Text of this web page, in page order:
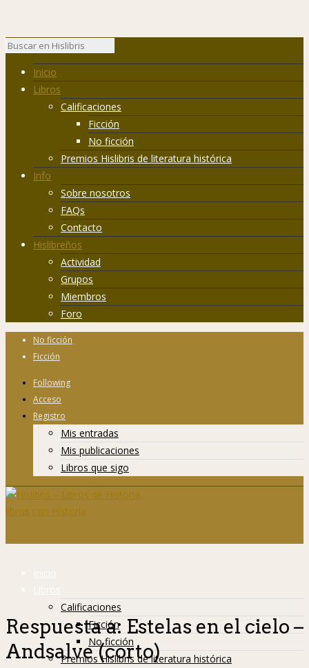
Inicio
Libros
Calificaciones
Ficción
No ficción
Premios Hislibris de literatura histórica
Info
Sobre nosotros
FAQs
Contacto
Hislibreños
Actividad
Grupos
Miembros
Foro
No ficción
Ficción
Following
Acceso
Registro
Mis entradas
Mis publicaciones
Libros que sigo
Inicio
Libros
Calificaciones
Ficción
No ficción
Premios Hislibris de literatura histórica
Respuesta a: Estelas en el cielo –
Andsalve (corto)